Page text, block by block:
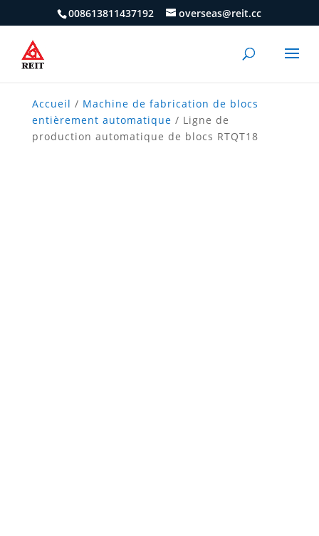
008613811437192 overseas@reit.cc
Accueil / Machine de fabrication de blocs
entièrement automatique / Ligne de
production automatique de blocs RTQT18